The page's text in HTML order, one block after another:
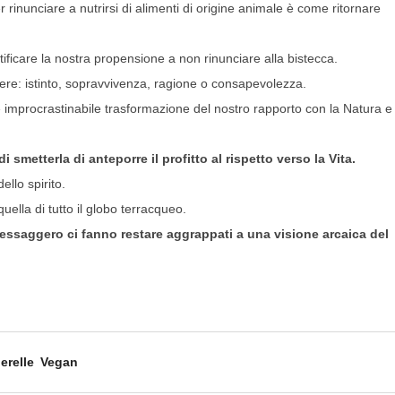
rinunciare a nutrirsi di alimenti di origine animale è come ritornare
la nostra propensione a non rinunciare alla bistecca.
istinto, sopravvivenza, ragione o consapevolezza.
trasformazione del nostro rapporto con la Natura e
smetterla di anteporre il profitto al rispetto verso la Vita.
spirito.
di tutto il globo terracqueo.
ci fanno restare aggrappati a una visione arcaica del
Vegan